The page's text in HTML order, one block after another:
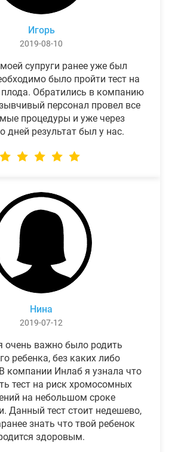
Игорь
2019-08-10
супруги ранее уже был
было пройти тест на
плода. Обратились в компанию
персонал провел все
процедуры и уже через
дней результат был у нас.
Нина
2019-07-12
очень важно было родить
ребенка, без каких либо
компании Инлаб я узнала что
тест на риск хромосомных
на небольшом сроке
Данный тест стоит недешево,
знать что твой ребенок
здоровым.